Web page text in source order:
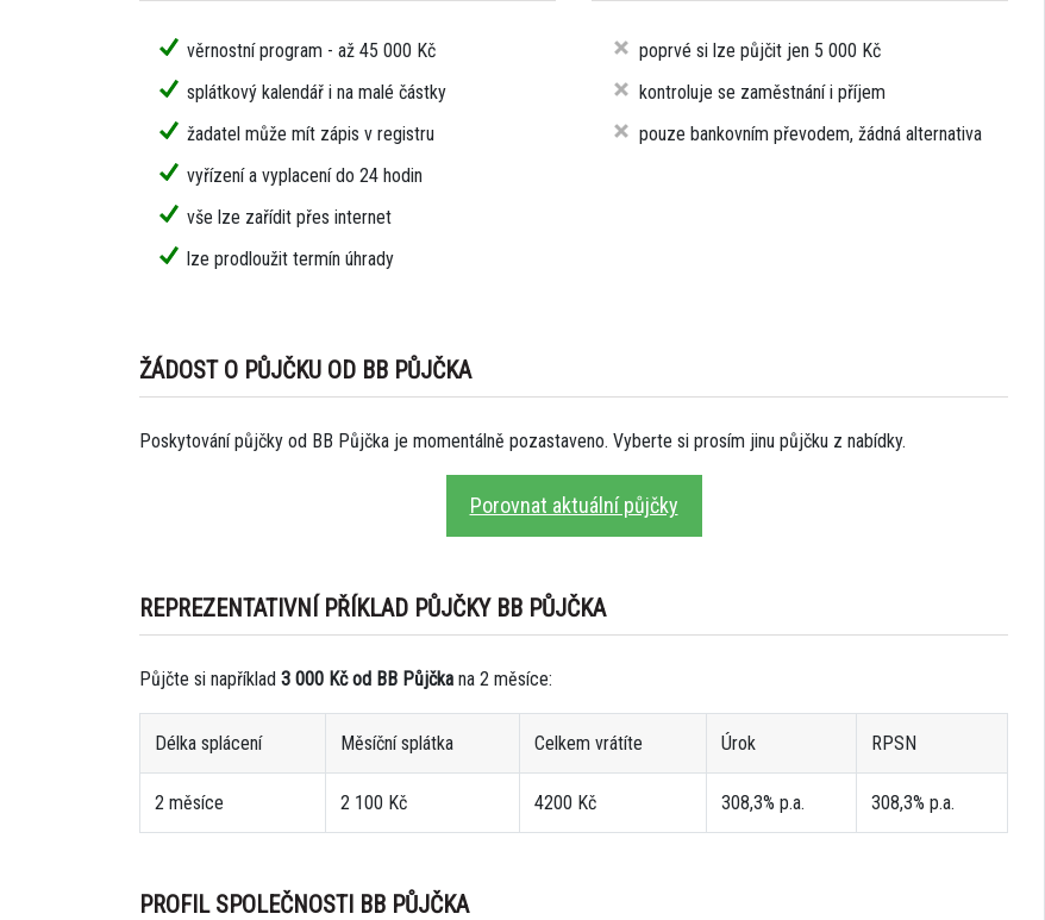
věrnostní program - až 45 000 Kč
splátkový kalendář i na malé částky
žadatel může mít zápis v registru
vyřízení a vyplacení do 24 hodin
vše lze zařídit přes internet
lze prodloužit termín úhrady
poprvé si lze půjčit jen 5 000 Kč
kontroluje se zaměstnání i příjem
pouze bankovním převodem, žádná alternativa
ŽÁDOST O PŮJČKU OD BB PŮJČKA
Poskytování půjčky od BB Půjčka je momentálně pozastaveno. Vyberte si prosím jinu půjčku z nabídky.
Porovnat aktuální půjčky
REPREZENTATIVNÍ PŘÍKLAD PŮJČKY BB PŮJČKA
Půjčte si například 3 000 Kč od BB Půjčka na 2 měsíce:
Délka splácení Měsíční splátka Celkem vrátíte Úrok RPSN
2 měsíce 2 100 Kč 4200 Kč 308,3% p.a. 308,3% p.a.
PROFIL SPOLEČNOSTI BB PŮJČKA